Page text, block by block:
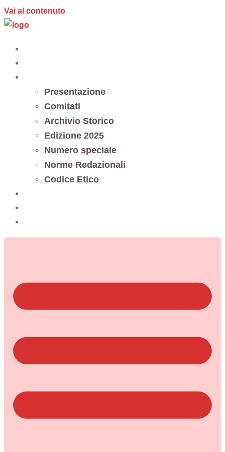
Vai al contenuto
Presentazione
Comitati
Archivio Storico
Edizione 2025
Numero speciale
Norme Redazionali
Codice Etico